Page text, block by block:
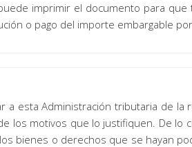
imprimir el documento para
o pago del importe embargable
a esta Administración tributaria de
los motivos que lo justifiquen. De
bienes o derechos que se hayan